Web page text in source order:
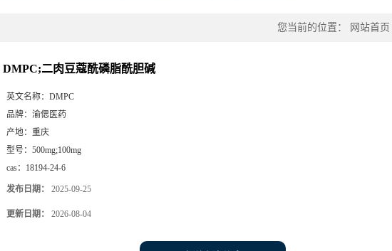
您当前的位置： 网站首页
DMPC;二肉豆蔻酰磷脂酰胆碱
英文名称： DMPC
品牌： 渝偲医药
产地： 重庆
型号： 500mg;100mg
cas： 18194-24-6
发布日期： 2025-09-25
更新日期： 2026-08-04